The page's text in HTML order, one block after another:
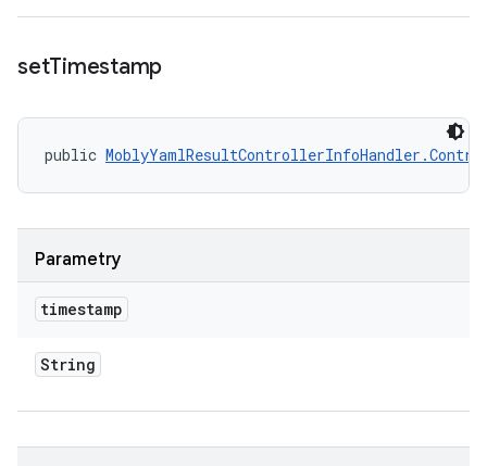
setTimestamp
public
Parametry
timestamp
String